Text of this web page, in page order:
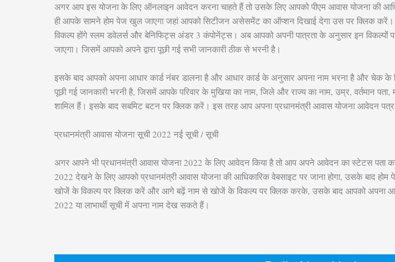
अगर आप इस योजना के लिए ऑनलाइन आवेदन करना चाहते हैं तो उसके लिए आपको पीएम आवास योजना की
ही आपके सामने होम पेज खुल जाएगा जहां आपको सिटीजन असेसमेंट का ऑप्शन दिखाई देगा उस पर क्लिक
विकल्प होंगे स्लम डवेलर्स और बेनिफिट्स अंडर 3 कंपोनेंट्स। अब आपको अपनी पात्रता के अनुसार इन
जाएगा। जिसमें आपको अपने द्वारा पूछी गई सभी जानकारी ठीक से भरनी है।
इसके बाद आपको अपना आधार कार्ड नंबर डालना है और आधार कार्ड के अनुसार अपना नाम भरना है और
पूछी गई जानकारी भरनी है, जिसमें आपके परिवार के मुखिया का नाम, जिले और राज्य का नाम, उम्र, वर्तमान
शामिल हैं। इसके बाद सबमिट बटन पर क्लिक करें। इस तरह आप अपना प्रधानमंत्री आवास योजना आवेदन
प्रधानमंत्री आवास योजना सूची 2022 नई सूची / सूची
अगर आपने भी प्रधानमंत्री आवास योजना 2022 के लिए आवेदन किया है तो आप अपने आवेदन का स्टेटस पता
2022 देखने के लिए आपको प्रधानमंत्री आवास योजना की आधिकारिक वेबसाइट पर जाना होगा, उसके बाद होम
खोजें के विकल्प पर क्लिक करें और आगे बढ़ें नाम से खोजें के विकल्प पर क्लिक करके, उसके बाद आपको अपना
2022 या लाभार्थी सूची में अपना नाम देख सकते हैं।